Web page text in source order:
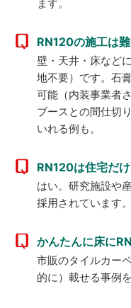
ます。
RN120の施工は
壁・天井・床など
地不要）です。石
可能（内装事業者
ブースとの間仕切
いれる例も。
RN120は住宅だ
はい。研究施設や
採用されています。
かんたんに床に
市販のタイルカー
的に）載せる事例